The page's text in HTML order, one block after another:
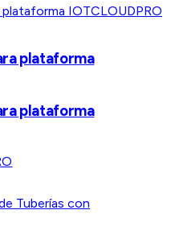
plataforma
plataforma